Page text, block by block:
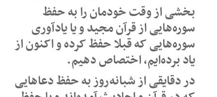
بخشی از وقت خودمان را به حفظ
سوره‌هایی از قرآن مجید و یا یادآوری
سوره‌هایی که قبلا حفظ کرده و اکنون از
یاد برده‌ایم، اختصاص دهیم.
در دقایقی از شبانه‌روز به حفظ دعاهایی